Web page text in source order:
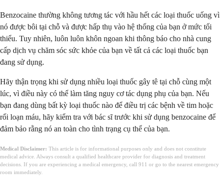
Benzocaine thường không tương tác với hầu hết các loại thuốc uống vì
nó được bôi tại chỗ và được hấp thụ vào hệ thống của bạn ở mức tối
thiểu. Tuy nhiên, luôn luôn khôn ngoan khi thông báo cho nhà cung
cấp dịch vụ chăm sóc sức khỏe của bạn về tất cả các loại thuốc bạn
đang sử dụng.
Hãy thận trọng khi sử dụng nhiều loại thuốc gây tê tại chỗ cùng một
lúc, vì điều này có thể làm tăng nguy cơ tác dụng phụ của bạn. Nếu
bạn đang dùng bất kỳ loại thuốc nào để điều trị các bệnh về tim hoặc
rối loạn máu, hãy kiểm tra với bác sĩ trước khi sử dụng benzocaine để
đảm bảo rằng nó an toàn cho tình trạng cụ thể của bạn.
Medical Disclaimer: This article is for informational purposes only and does not constitute
medical advice. Always consult a qualified healthcare provider for diagnosis and treatment
decisions. If you are experiencing a medical emergency, call 911 or go to the nearest emergency
room immediately.